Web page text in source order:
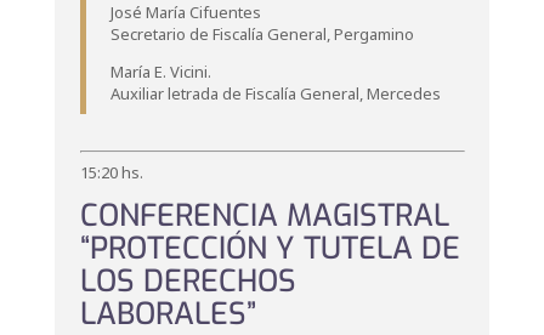
José María Cifuentes
Secretario de Fiscalía General, Pergamino
María E. Vicini.
Auxiliar letrada de Fiscalía General, Mercedes
15:20 hs.
CONFERENCIA MAGISTRAL
“PROTECCIÓN Y TUTELA DE
LOS DERECHOS
LABORALES”